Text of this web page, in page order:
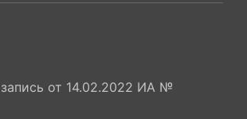
от 14.02.2022 ИА №